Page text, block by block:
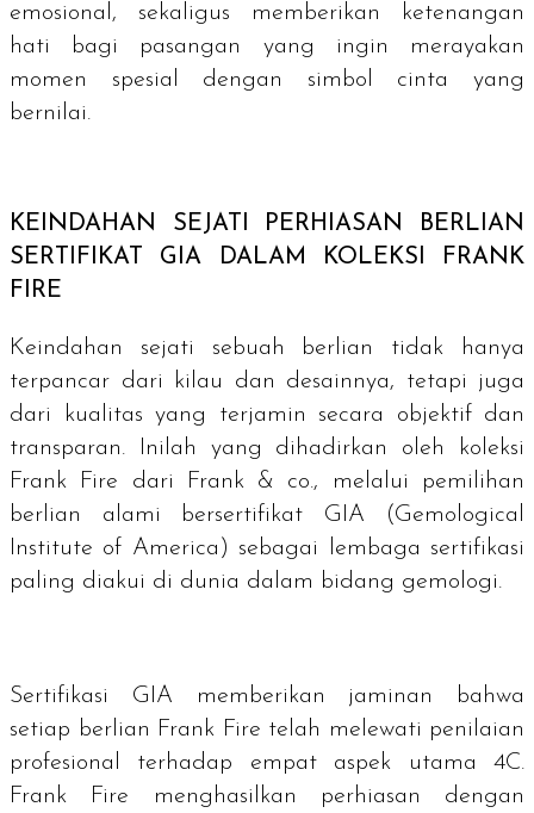
emosional, sekaligus memberikan ketenangan
hati bagi pasangan yang ingin merayakan
momen spesial dengan simbol cinta yang
bernilai.
KEINDAHAN SEJATI PERHIASAN BERLIAN
SERTIFIKAT GIA DALAM KOLEKSI FRANK
FIRE
Keindahan sejati sebuah berlian tidak hanya
terpancar dari kilau dan desainnya, tetapi juga
dari kualitas yang terjamin secara objektif dan
transparan. Inilah yang dihadirkan oleh koleksi
Frank Fire dari Frank & co., melalui pemilihan
berlian alami bersertifikat GIA (Gemological
Institute of America) sebagai lembaga sertifikasi
paling diakui di dunia dalam bidang gemologi.
Sertifikasi GIA memberikan jaminan bahwa
setiap berlian Frank Fire telah melewati penilaian
profesional terhadap empat aspek utama 4C.
Frank Fire menghasilkan perhiasan dengan